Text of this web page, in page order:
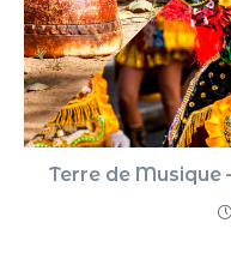
Terre de Musique